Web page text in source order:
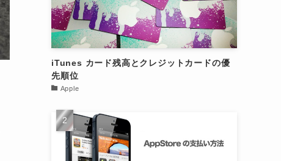
iTunes カード残高とクレジットカードの優
先順位
Apple